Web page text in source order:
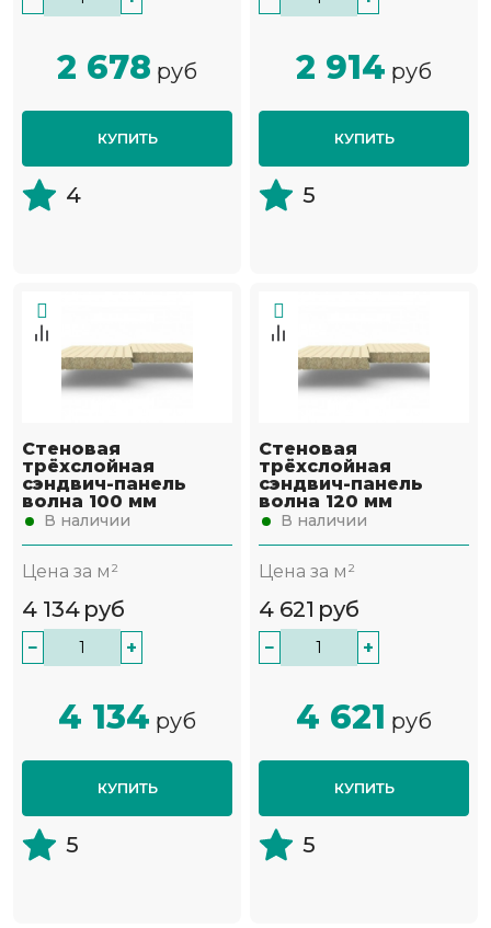
2 678 руб
КУПИТЬ
4
2 914 руб
КУПИТЬ
5
Стеновая
трёхслойная
сэндвич-панель
волна 100 мм
В наличии
Цена за м²
4 134 руб
− +
4 134 руб
КУПИТЬ
5
Стеновая
трёхслойная
сэндвич-панель
волна 120 мм
В наличии
Цена за м²
4 621 руб
− +
4 621 руб
КУПИТЬ
5